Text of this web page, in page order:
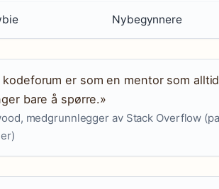
Nybegynnere
kodeforum er som en mentor som
bare å spørre.»
medgrunnlegger av Stack Overflow